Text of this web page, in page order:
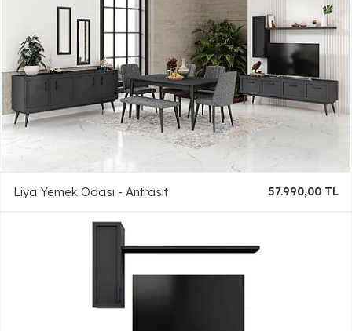
Liya Yemek Odası - Antrasit 57.990,00 TL